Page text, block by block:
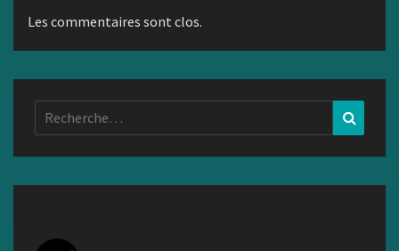
Les commentaires sont clos.
Rechercher :